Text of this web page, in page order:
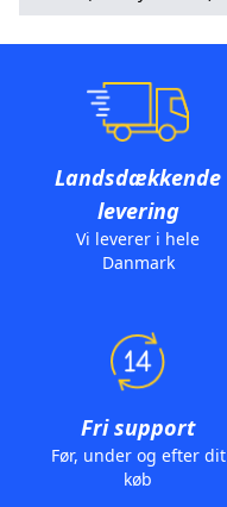
Landsdækkende
levering
Vi leverer i hele
Danmark
Fri support
Før, under og efter dit
køb